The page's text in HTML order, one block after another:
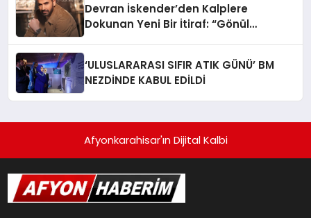
Devran İskender’den Kalplere
Dokunan Yeni Bir İtiraf: “Gönül
‘ULUSLARARASI SIFIR ATIK GÜNÜ’ BM
NEZDİNDE KABUL EDİLDİ
Afyonkarahisar'ın Dijital Kalbi